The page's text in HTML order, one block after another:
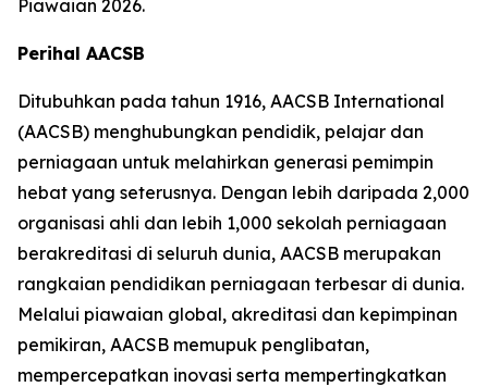
Piawaian 2026.
Perihal AACSB
Ditubuhkan pada tahun 1916, AACSB International
(AACSB) menghubungkan pendidik, pelajar dan
perniagaan untuk melahirkan generasi pemimpin
hebat yang seterusnya. Dengan lebih daripada 2,000
organisasi ahli dan lebih 1,000 sekolah perniagaan
berakreditasi di seluruh dunia, AACSB merupakan
rangkaian pendidikan perniagaan terbesar di dunia.
Melalui piawaian global, akreditasi dan kepimpinan
pemikiran, AACSB memupuk penglibatan,
mempercepatkan inovasi serta mempertingkatkan